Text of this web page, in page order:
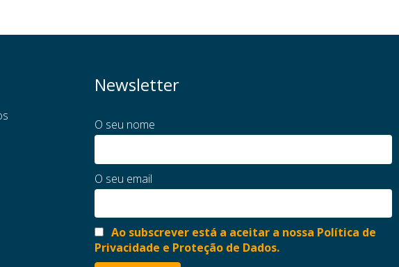
Newsletter
O seu nome
O seu email
Ao subscrever está a aceitar a nossa Política de
Privacidade e Proteção de Dados.